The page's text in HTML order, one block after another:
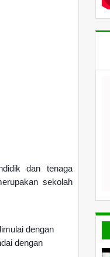
dan tenaga
sekolah
dengan
dengan